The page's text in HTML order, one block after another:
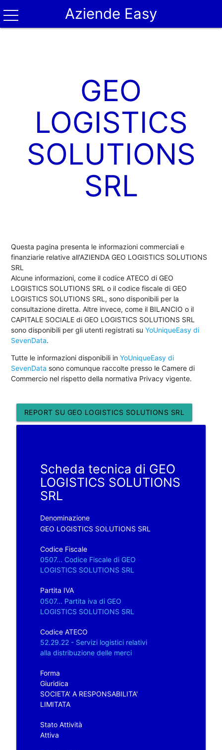
Aziende Easy
GEO
LOGISTICS
SOLUTIONS
SRL
Questa pagina presenta le informazioni commerciali e
finanziarie relative all'AZIENDA GEO LOGISTICS SOLUTIONS
SRL
Alcune informazioni, come il codice ATECO di GEO
LOGISTICS SOLUTIONS SRL o il codice fiscale di GEO
LOGISTICS SOLUTIONS SRL, sono disponibili per la
consultazione diretta. Altre invece, come il BILANCIO o il
CAPITALE SOCIALE di GEO LOGISTICS SOLUTIONS SRL
sono disponibili per gli utenti registrati suYoUniqueEasy di
SevenData.
Tutte le informazioni disponibili inYoUniqueEasy di
SevenData sono comunque raccolte presso le Camere di
Commercio nel rispetto della normativa Privacy vigente.
REPORT SU GEO LOGISTICS SOLUTIONS SRL
Scheda tecnica di GEO
LOGISTICS SOLUTIONS
SRL
Denominazione
GEO LOGISTICS SOLUTIONS SRL
Codice Fiscale
0507... Codice Fiscale di GEO
LOGISTICS SOLUTIONS SRL
Partita IVA
0507... Partita iva di GEO
LOGISTICS SOLUTIONS SRL
Codice ATECO
52.29.22 - Servizi logistici relativi
alla distribuzione delle merci
Forma
Giuridica
SOCIETA' A RESPONSABILITA'
LIMITATA
Stato Attività
Attiva